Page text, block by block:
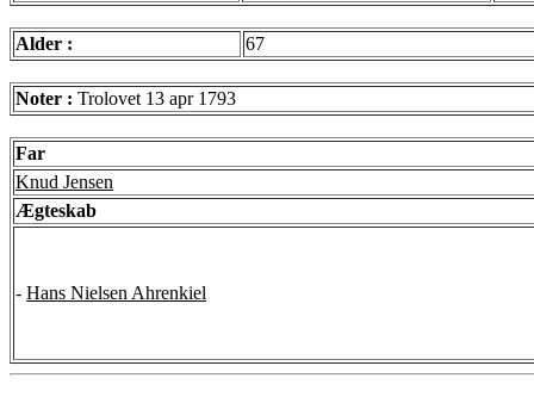
Alder : 67
Noter : Trolovet 13 apr 1793
Far
Knud Jensen
Ægteskab
- Hans Nielsen Ahrenkiel